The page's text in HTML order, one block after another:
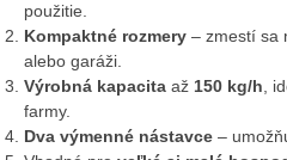
použitie.
Kompaktné rozmery – zmestí sa
alebo garáži.
Výrobná kapacita až 150 kg/h ,
farmy.
Dva výmenné nástavce –